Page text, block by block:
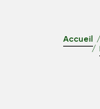
Accueil